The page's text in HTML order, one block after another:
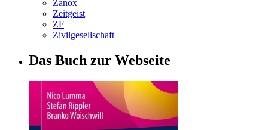
Zanox
Zeitgeist
ZF
Zivilgesellschaft
Das Buch zur Webseite